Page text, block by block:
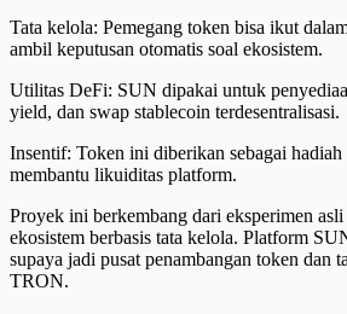
Tata kelola: Pemegang token bisa ikut
ambil keputusan otomatis soal ekosistem.
Utilitas DeFi: SUN dipakai untuk
yield, dan swap stablecoin terdesentralisasi.
Insentif: Token ini diberikan sebagai
membantu likuiditas platform.
Proyek ini berkembang dari eksperimen
ekosistem berbasis tata kelola. Platform
supaya jadi pusat penambangan token dan
TRON.